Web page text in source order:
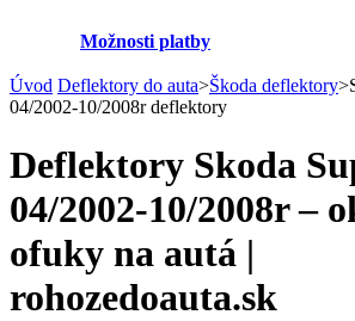
Možnosti platby
Úvod Deflektory do auta>Škoda deflektory>
04/2002-10/2008r deflektory
Deflektory Skoda
04/2002-10/2008r –
ofuky na autá |
rohozedoauta.sk